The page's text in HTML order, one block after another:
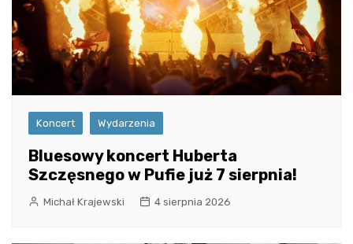
Koncert Wydarzenia
Bluesowy koncert Huberta
Szczęsnego w Pufie już 7 sierpnia!
Michał Krajewski 4 sierpnia 2026